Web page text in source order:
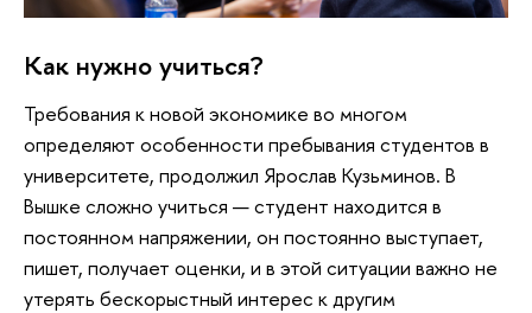
Как нужно учиться?
Требования к новой экономике во многом
определяют особенности пребывания студентов в
университете, продолжил Ярослав Кузьминов. В
Вышке сложно учиться — студент находится в
постоянном напряжении, он постоянно выступает,
пишет, получает оценки, и в этой ситуации важно не
утерять бескорыстный интерес к другим